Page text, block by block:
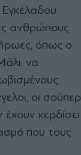
ανθρώπους
όπως ο
να
οι σούπερ
κερδίσει
που τους